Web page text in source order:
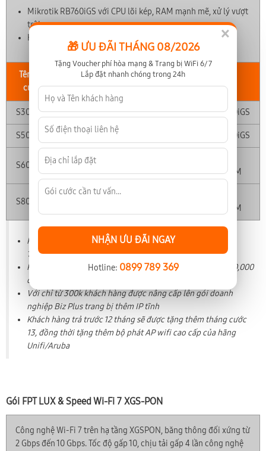
Mikrotik RB760iGS với CPU lõi kép, RAM mạnh mẽ, xử lý vượt
trội
Hỗ trợ kỹ thuật 24/7 luôn sẵn sàng
Tên gói
cước
Tốc độ Giá cước
S300 Biz 300 (Mbps) 450,000 Mikrotik RB760iGS
S500 Biz 500 (Mbps) Mikrotik RB760iGS
S600 Biz 600 (Mbps)
RB4011iGSRM
S800 Biz
RB4011iGSRM
Phí hòa mạng trả sau: 1,500,000 đồng (riêng S300 Biz
1,000,000 đồng)
Phí hòa mạng trả trước: 700,000 đồng (riêng S300 Biz 500,000
đồng)
Với chỉ từ 300k khách hàng được nâng cấp lên gói doanh
nghiệp Biz Plus trang bị thêm IP tĩnh
Khách hàng trả trước 12 tháng sẽ được tặng thêm tháng cước
13, đồng thời tặng thêm bộ phát AP wifi cao cấp của hãng
Unifi/Aruba
Gói FPT LUX & Speed Wi-Fi 7 XGS-PON
Công nghệ Wi-Fi 7 trên hạ tầng XGSPON, băng thông đối xứng từ
2 Gbps đến 10 Gbps. Tốc độ gấp 10, chịu tải gấp 4 lần công nghệ
×
🎁 ƯU ĐÃI THÁNG 08/2026
Tặng Voucher phí hòa mạng & Trang bị WiFi 6/7
Lắp đặt nhanh chóng trong 24h
NHẬN ƯU ĐÃI NGAY
Hotline: 0899 789 369